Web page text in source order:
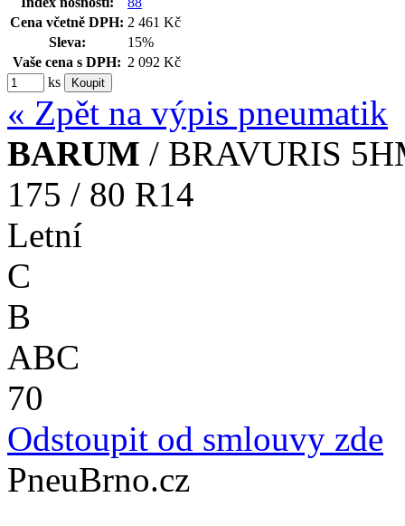
Cena včetně DPH: 2 461 Kč
Sleva:
15%
Vaše cena s DPH: 2 092 Kč
ks
« Zpět na výpis pneumatik
BARUM / BRAVURIS
175 / 80 R14
Letní
C
B
ABC
70
Odstoupit od smlouvy zde
PneuBrno.cz